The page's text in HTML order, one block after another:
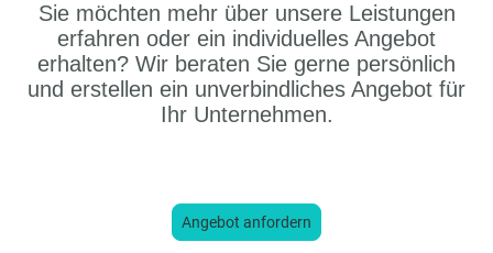
Sie möchten mehr über unsere Leistungen
erfahren oder ein individuelles Angebot
erhalten? Wir beraten Sie gerne persönlich
und erstellen ein unverbindliches Angebot für
Ihr Unternehmen.
Angebot anfordern